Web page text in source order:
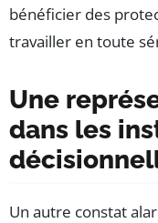
bénéficier des
travailler en toute
Une
dans les
Un autre constat